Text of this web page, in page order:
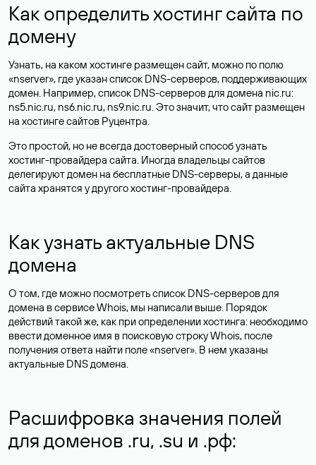
Как определить хостинг сайта по
домену
Узнать, на каком хостинге размещен сайт, можно по полю
«nserver», где указан список DNS-серверов, поддерживающих
домен. Например, список DNS-серверов для домена nic.ru:
ns5.nic.ru, ns6.nic.ru, ns9.nic.ru. Это значит, что сайт размещен
на хостинге сайтов Руцентра.
Это простой, но не всегда достоверный способ узнать
хостинг-провайдера сайта. Иногда владельцы сайтов
делегируют домен на бесплатные DNS-серверы, а данные
сайта хранятся у другого хостинг-провайдера.
Как узнать актуальные DNS
домена
О том, где можно посмотреть список DNS-серверов для
домена в сервисе Whois, мы написали выше. Порядок
действий такой же, как при определении хостинга: необходимо
ввести доменное имя в поисковую строку Whois, после
получения ответа найти поле «nserver». В нем указаны
актуальные DNS домена.
Расшифровка значения полей
для доменов .ru, .su и .рф: